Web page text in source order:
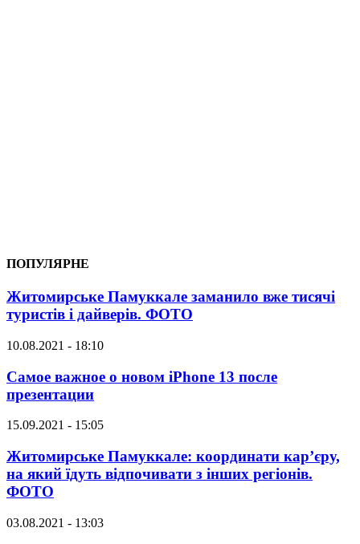
ПОПУЛЯРНЕ
Житомирське Памуккале заманило вже тисячі
туристів і дайверів. ФОТО
10.08.2021 - 18:10
Самое важное о новом iPhone 13 после
презентации
15.09.2021 - 15:05
Житомирське Памуккале: координати кар’єру,
на який їдуть відпочивати з інших регіонів.
ФОТО
03.08.2021 - 13:03